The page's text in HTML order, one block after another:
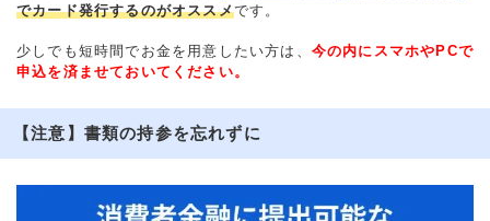
でカード発行するのがオススメです。
少しでも短時間でお金を用意したい方は、 今の内にスマホやPCで
申込を済ませておいてください。
【注意】書類の持参を忘れずに